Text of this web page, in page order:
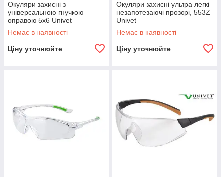
Окуляри захисні з
універсальною гнучкою
оправою 5х6 Univet
Немає в наявності
Ціну уточнюйте
Окуляри захисні ультра легкі
незапотеваючі прозорі, 553Z
Univet
Немає в наявності
Ціну уточнюйте